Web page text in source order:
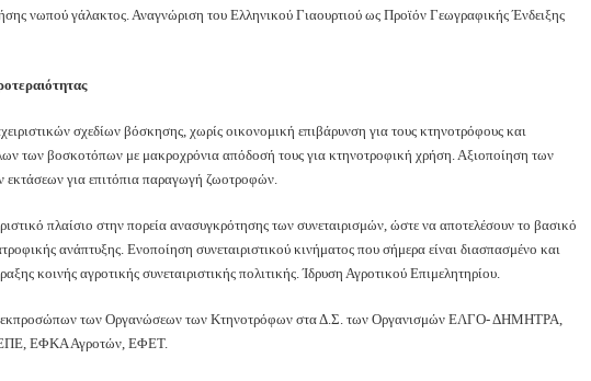
νωπού γάλακτος. Αναγνώριση του Ελληνικού Γιαουρτιού ως Προϊόν Γεωγραφικής Ένδειξης
σχεδίων βόσκησης, χωρίς οικονομική επιβάρυνση για τους κτηνοτρόφους και
των βοσκοτόπων με μακροχρόνια απόδοσή τους για κτηνοτροφική χρήση. Αξιοποίηση των
εκτάσεων για επιτόπια παραγωγή ζωοτροφών.
πλαίσιο στην πορεία ανασυγκρότησης των συνεταιρισμών, ώστε να αποτελέσουν το βασικό
ανάπτυξης. Ενοποίηση συνεταιριστικού κινήματος που σήμερα είναι διασπασμένο και
κοινής αγροτικής συνεταιριστικής πολιτικής. Ίδρυση Αγροτικού Επιμελητηρίου.
εκπροσώπων των Οργανώσεων των Κτηνοτρόφων στα Δ.Σ. των Οργανισμών ΕΛΓΟ- ΔΗΜΗΤΡΑ,
ΕΦΚΑ Αγροτών, ΕΦΕΤ.